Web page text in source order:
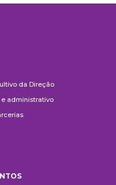
da Direção
administrativo